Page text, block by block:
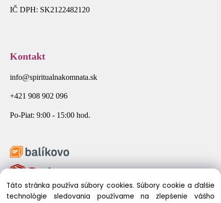
IČ DPH: SK2122482120
Kontakt
info@spiritualnakomnata.sk
+421 908 902 096
Po-Piat: 9:00 - 15:00 hod.
Táto stránka používa súbory cookies. Súbory cookie a ďalšie
technológie sledovania používame na zlepšenie vášho